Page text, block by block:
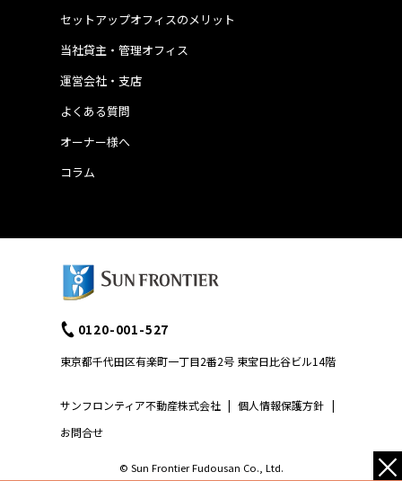
運営会社・支店
よくある質問
当社貸主・管理オフィス
オーナー様へ
コラム
セットアップオフィスのメリット
サンフロンティア不動産株式会社 | 個人情報保護方針 |
お問合せ
0120-001-527
東京都千代田区有楽町一丁目2番2号 東宝日比谷ビル14階
© Sun Frontier Fudousan Co., Ltd. ×